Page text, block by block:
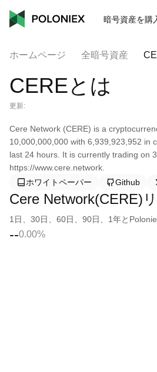
暗号資産を購
ホームページ 全暗号資産
CEREとは
更新:
Cere Network (CERE) is a
10,000,000,000 with 6,939,923,952 in
last 24 hours. It is currently trading on
https://www.cere.network.
ホワイトペーパー
Github
Cere Network(CERE)
1日、30日、60日、90日、1年と
--0.00%